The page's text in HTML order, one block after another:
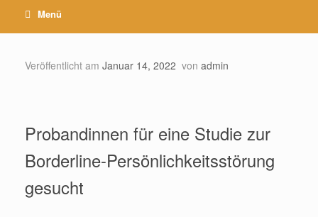
Menü
Veröffentlicht am Januar 14, 2022 von admin
Probandinnen für eine Studie zur
Borderline-Persönlichkeitsstörung
gesucht